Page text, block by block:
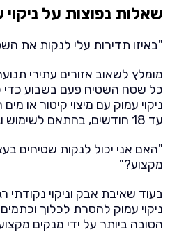
שאלות נפוצות על ניקוי
"באיזו תדירות עלי לנקות את
מומלץ לשאוב אזורים עתירי
כל שטח השטיח פעם בשבוע כדי
עד 18 חודשים, בהתאם לשימוש וגורמי משק בית.
"האם אני יכול לנקות שטיחים
מקצוע?"
בעוד שאיבת אבק וניקוי נקודתי
ניקוי עמוק להסרת לכלוך
הטובה ביותר על ידי מנקים